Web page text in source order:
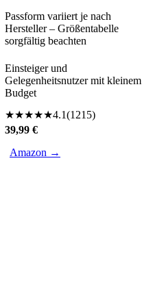
Passform variiert je nach
Hersteller – Größentabelle
sorgfältig beachten
Einsteiger und
Gelegenheitsnutzer mit kleinem
Budget
★★★★★4.1(1215)
39,99 €
Amazon →